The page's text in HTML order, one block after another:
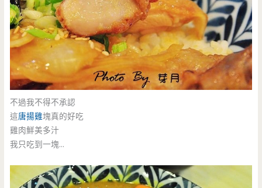
不過我不得不承認
這唐揚雞塊真的好吃
雞肉鮮美多汁
我只吃到一塊…